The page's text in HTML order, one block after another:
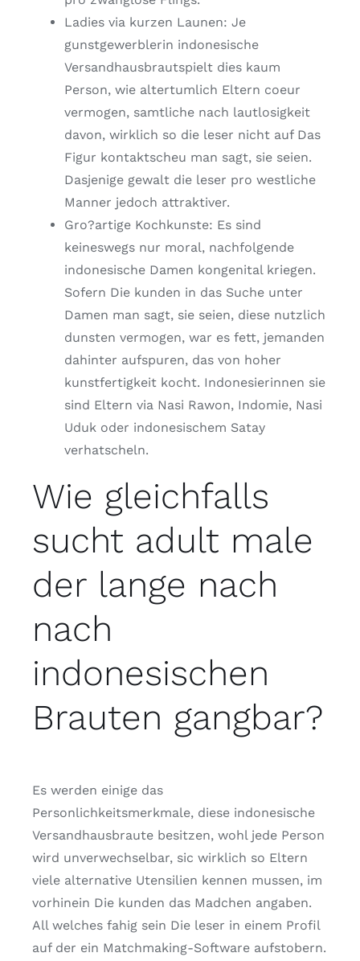
Ladies via kurzen Launen: Je
gunstgewerblerin indonesische
Versandhausbrautspielt dies kaum
Person, wie altertumlich Eltern coeur
vermogen, samtliche nach lautlosigkeit
davon, wirklich so die leser nicht auf Das
Figur kontaktscheu man sagt, sie seien.
Dasjenige gewalt die leser pro westliche
Manner jedoch attraktiver.
Gro?artige Kochkunste: Es sind
keineswegs nur moral, nachfolgende
indonesische Damen kongenital kriegen.
Sofern Die kunden in das Suche unter
Damen man sagt, sie seien, diese nutzlich
dunsten vermogen, war es fett, jemanden
dahinter aufspuren, das von hoher
kunstfertigkeit kocht. Indonesierinnen sie
sind Eltern via Nasi Rawon, Indomie, Nasi
Uduk oder indonesischem Satay
verhatscheln.
Wie gleichfalls
sucht adult male
der lange nach
nach
indonesischen
Brauten gangbar?
Es werden einige das
Personlichkeitsmerkmale, diese indonesische
Versandhausbraute besitzen, wohl jede Person
wird unverwechselbar, sic wirklich so Eltern
viele alternative Utensilien kennen mussen, im
vorhinein Die kunden das Madchen angaben.
All welches fahig sein Die leser in einem Profil
auf der ein Matchmaking-Software aufstobern.